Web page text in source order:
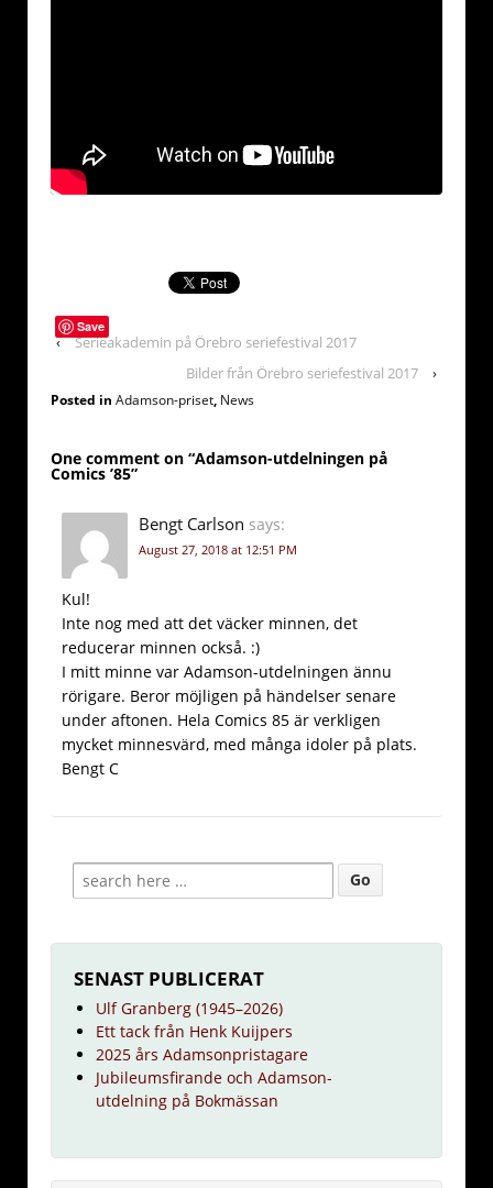
Save
‹ Serieakademin på Örebro seriefestival 2017
Bilder från Örebro seriefestival 2017
›
Posted in Adamson-priset, News
One comment on “Adamson-utdelningen på
Comics ’85”
Bengt Carlson says:
August 27, 2018 at 12:51 PM
Kul!
Inte nog med att det väcker minnen, det
reducerar minnen också. :)
I mitt minne var Adamson-utdelningen ännu
rörigare. Beror möjligen på händelser senare
under aftonen. Hela Comics 85 är verkligen
mycket minnesvärd, med många idoler på plats.
Bengt C
SENAST PUBLICERAT
Ulf Granberg (1945–2026)
Ett tack från Henk Kuijpers
2025 års Adamsonpristagare
Jubileumsfirande och Adamson-
utdelning på Bokmässan